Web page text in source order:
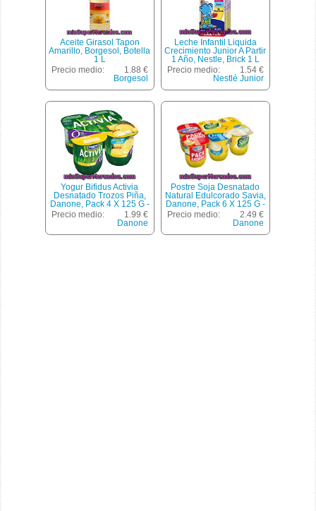
Aceite Girasol Tapon
Amarillo, Borgesol, Botella
1 L
Precio medio:
1.88 €
Borgesol
Leche Infantil Liquida
Crecimiento Junior A Partir
1 Año, Nestle, Brick 1 L
Precio medio:
1.54 €
Nestlé Junior
Yogur Bifidus Activia
Desnatado Trozos Piña,
Danone, Pack 4 X 125 G -
500 G
Precio medio:
1.99 €
Danone
Postre Soja Desnatado
Natural Edulcorado Savia,
Danone, Pack 6 X 125 G -
750 G
Precio medio:
2.49 €
Danone